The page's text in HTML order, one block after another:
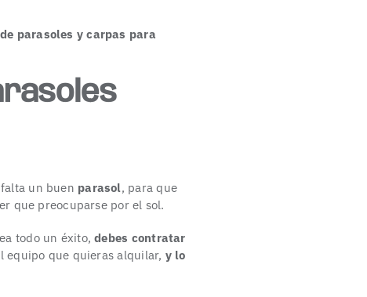
parasoles ycarpas para
un buen parasol, para que
que preocuparse por el sol.
todo un éxito,debes contratar
equipo que quieras alquilar, y lo